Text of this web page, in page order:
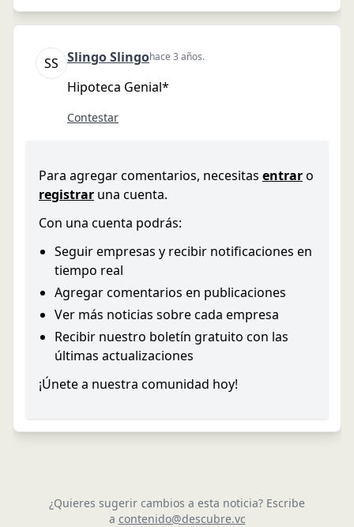
SS SlingoSlingohace 3 años.
Hipoteca Genial*
Contestar
Para agregar comentarios, necesitas entraro
registrar una cuenta.
Con una cuenta podrás:
Seguir empresas y recibir notificaciones en
tiempo real
Agregar comentarios en publicaciones
Ver más noticias sobre cada empresa
Recibir nuestro boletín gratuito con las
últimas actualizaciones
¡Únete a nuestra comunidad hoy!
¿Quieres sugerir cambios a esta noticia? Escribe
a contenido@descubre.vc